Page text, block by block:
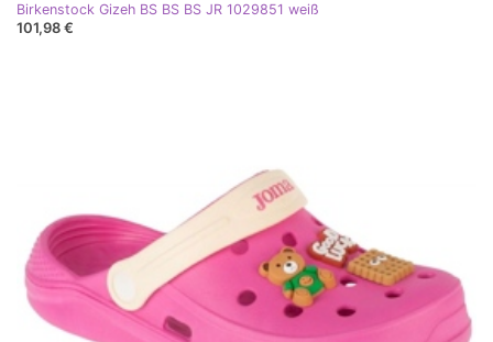
Birkenstock Gizeh BS BS BS JR 1029851 weiß
101,98 €